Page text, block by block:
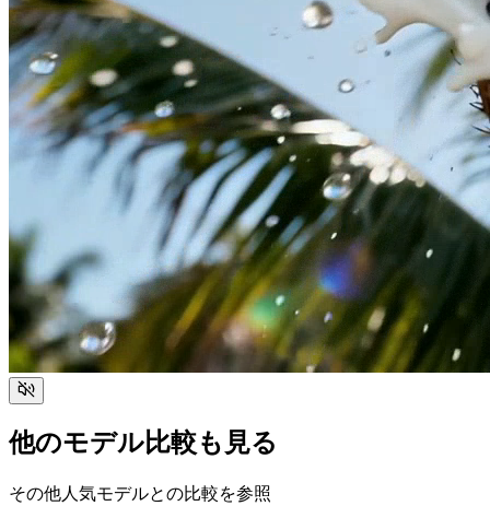
他のモデル比較も見る
その他人気モデルとの比較を参照